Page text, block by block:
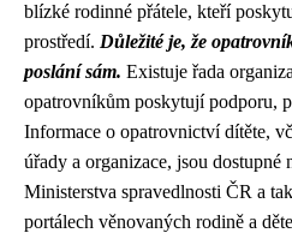
blízké rodinné přátele, kteří
prostředí. Důležité je, že
poslání sám. Existuje řada
opatrovníkům poskytují podporu,
Informace o opatrovnictví dítěte,
úřady a organizace, jsou dostupné
Ministerstva spravedlnosti ČR a
portálech věnovaných rodině a